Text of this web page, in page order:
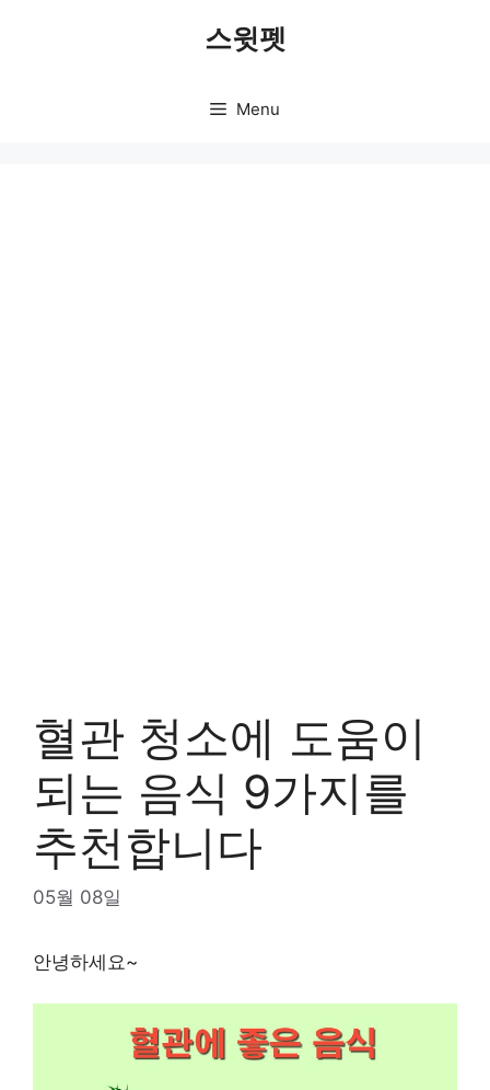
스윗펫
Menu
혈관 청소에 도움이
되는 음식 9가지를
추천합니다
05월 08일
안녕하세요~